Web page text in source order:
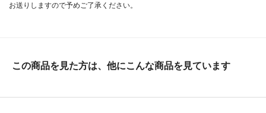
お送りしますので予めご了承ください。
この商品を見た方は、他にこんな商品を見ています